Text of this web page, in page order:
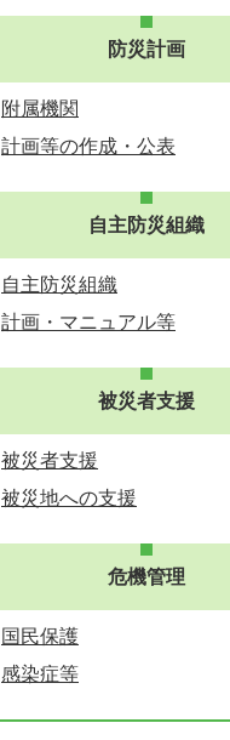
防災計画
附属機関
計画等の作成・公表
自主防災組織
自主防災組織
計画・マニュアル等
被災者支援
被災者支援
被災地への支援
危機管理
国民保護
感染症等